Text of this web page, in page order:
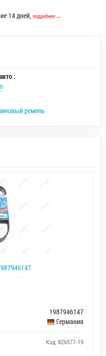
14 дней, подробнее →
:
ремень
1987946147
Германия
Код: 826577-19